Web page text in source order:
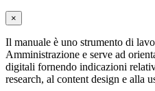
×
Il manuale è uno strumento di
Amministrazione e serve ad
digitali fornendo indicazioni
research, al content design e alla